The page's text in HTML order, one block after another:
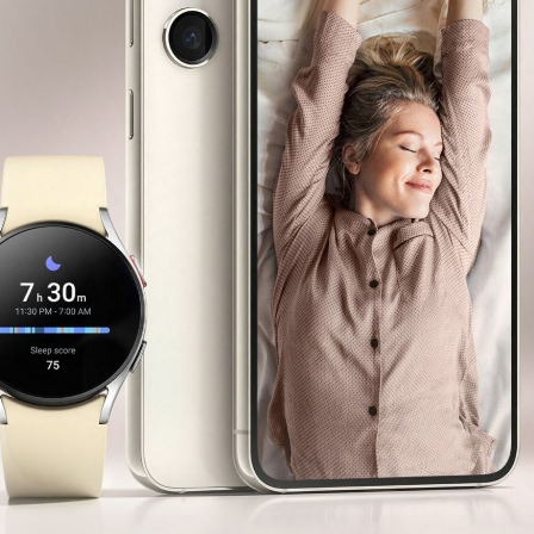
Замена магнетрона
Ремонт магнетрона